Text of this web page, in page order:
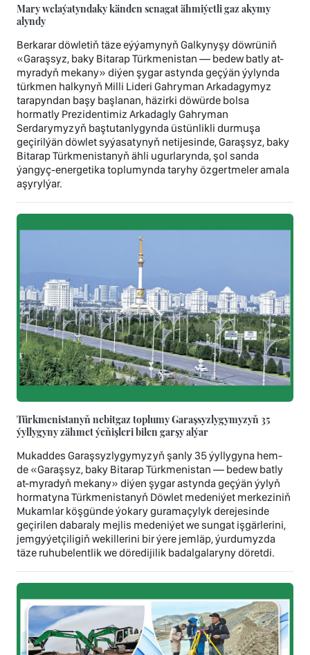
Mary welaýatyndaky känden senagat ähmiýetli gaz akymy
alyndy
Berkarar döwletiň täze eýýamynyň Galkynyşy döwrüniň
«Garaşsyz, baky Bitarap Türkmenistan — bedew batly at-
myradyň mekany» diýen şygar astynda geçýän ýylynda
türkmen halkynyň Milli Lideri Gahryman Arkadagymyz
tarapyndan başy başlanan, häzirki döwürde bolsa
hormatly Prezidentimiz Arkadagly Gahryman
Serdarymyzyň baştutanlygynda üstünlikli durmuşa
geçirilýän döwlet syýasatynyň netijesinde, Garaşsyz, baky
Bitarap Türkmenistanyň ähli ugurlarynda, şol sanda
ýangyç-energetika toplumynda taryhy özgertmeler amala
aşyrylýar.
Türkmenistanyň nebitgaz toplumy Garaşsyzlygymyzyň 35
ýyllygyny zähmet ýeňişleri bilen garşy alýar
Mukaddes Garaşsyzlygymyzyň şanly 35 ýyllygyna hem-
de «Garaşsyz, baky Bitarap Türkmenistan — bedew batly
at-myradyň mekany» diýen şygar astynda geçýän ýylyň
hormatyna Türkmenistanyň Döwlet medeniýet merkeziniň
Mukamlar köşgünde ýokary guramaçylyk derejesinde
geçirilen dabaraly mejlis medeniýet we sungat işgärlerini,
jemgyýetçiligiň wekillerini bir ýere jemläp, ýurdumyzda
täze ruhubelentlik we döredijilik badalgalaryny döretdi.